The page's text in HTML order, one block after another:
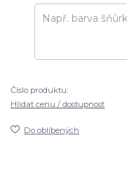
Číslo produktu:
Hlídat cenu / dostupnost
Do oblíbených